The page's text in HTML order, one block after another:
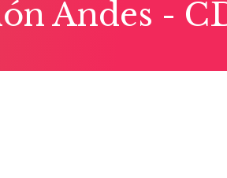
Andes -